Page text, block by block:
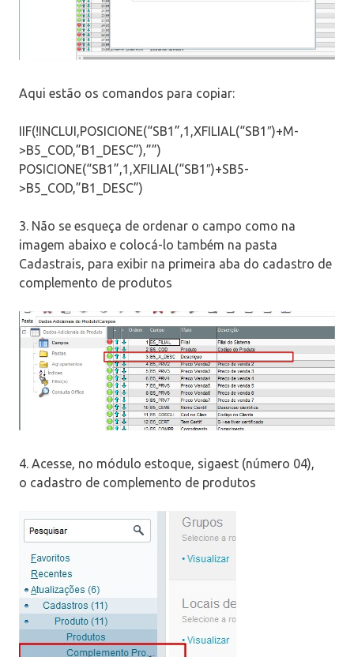
Aqui estão os comandos para copiar:
IIF(!INCLUI,POSICIONE(“SB1”,1,XFILIAL(“SB1″)+M-
>B5_COD,”B1_DESC”),””)
POSICIONE(“SB1”,1,XFILIAL(“SB1″)+SB5-
>B5_COD,”B1_DESC”)
3. Não se esqueça de ordenar o campo como na
imagem abaixo e colocá-lo também na pasta
Cadastrais, para exibir na primeira aba do cadastro de
complemento de produtos
4. Acesse, no módulo estoque, sigaest (número 04),
o cadastro de complemento de produtos